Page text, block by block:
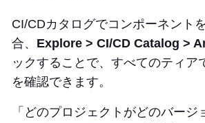
CI/CDカタログでコンポーネント
合、 Explore > CI/CD Catalog >
ックすることで、すべてのティア
を確認できます。
「どのプロジェクトがどのバージ